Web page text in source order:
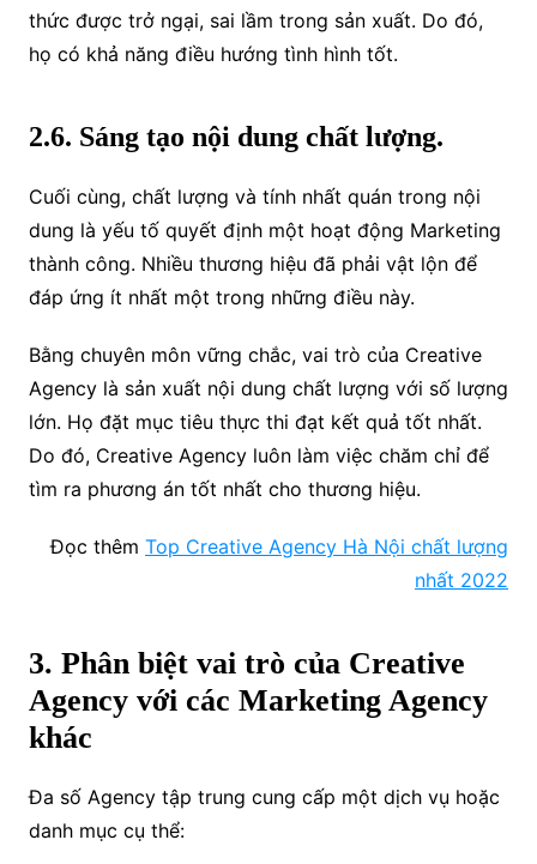
thức được trở ngại, sai lầm trong sản xuất. Do đó,
họ có khả năng điều hướng tình hình tốt.
2.6. Sáng tạo nội dung chất lượng.
Cuối cùng, chất lượng và tính nhất quán trong nội
dung là yếu tố quyết định một hoạt động Marketing
thành công. Nhiều thương hiệu đã phải vật lộn để
đáp ứng ít nhất một trong những điều này.
Bằng chuyên môn vững chắc, vai trò của Creative
Agency là sản xuất nội dung chất lượng với số lượng
lớn. Họ đặt mục tiêu thực thi đạt kết quả tốt nhất.
Do đó, Creative Agency luôn làm việc chăm chỉ để
tìm ra phương án tốt nhất cho thương hiệu.
Đọc thêmTop Creative Agency Hà Nội chất lượng
nhất 2022
3. Phân biệt vai trò của Creative
Agency với các Marketing Agency
khác
Đa số Agency tập trung cung cấp một dịch vụ hoặc
danh mục cụ thể: